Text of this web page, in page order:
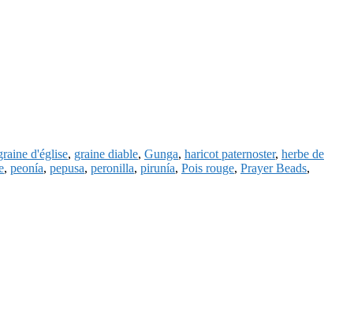
d'église, graine diable, Gunga, haricot paternoster, herbe de
, peonía, pepusa, peronilla, pirunía, Pois rouge, Prayer Beads,